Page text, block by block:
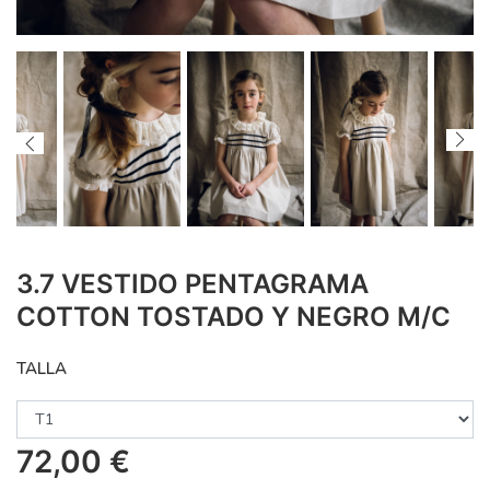
3.7 VESTIDO PENTAGRAMA
COTTON TOSTADO Y NEGRO M/C
TALLA
72,00 €